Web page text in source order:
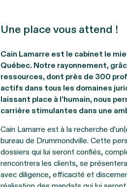
Une place vous attend !
Cain Lamarre est le cabinet le
Québec. Notre rayonnement,
ressources, dont près de 300
actifs dans tous les domaines
laissant place à l’humain, nous
carrière stimulantes dans une
Cain Lamarre est à la recherche
bureau de Drummondville. Cette
dossiers qui lui seront confiés,
rencontrera les clients, se
avec diligence, efficacité et